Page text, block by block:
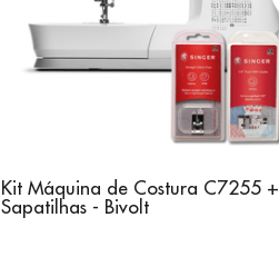
Kit Máquina de Costura C7255 +
Sapatilhas - Bivolt